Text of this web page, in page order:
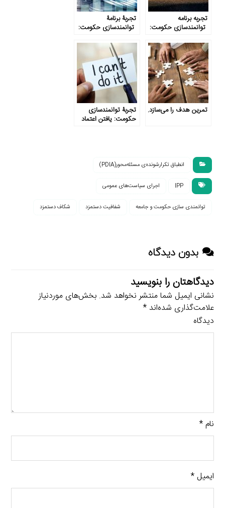
تجربه برنامه
توانمندسازی حکومت:
تجربۀ برنامۀ
توانمندسازی حکومت:
خصوصی
تمرین هدف را می‌سازد.
تجربۀ توانمندسازی
حکومت: یافتن اعتماد
انطباق تکرارشونده‌ی مسئله‌محور(PDIA)
IPP اجرای سیاست‌های عمومی
توانمندی سازی حکومت و جامعه شفافیت دستمزد شکاف دستمزد
بدون دیدگاه
دیدگاهتان را بنویسید
نشانی ایمیل شما منتشر نخواهد شد. بخش‌های موردنیاز
علامت‌گذاری شده‌اند*
دیدگاه
نام*
ایمیل*